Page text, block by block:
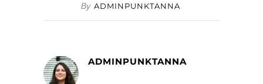
By ADMINPUNKTANNA
ADMINPUNKTANNA